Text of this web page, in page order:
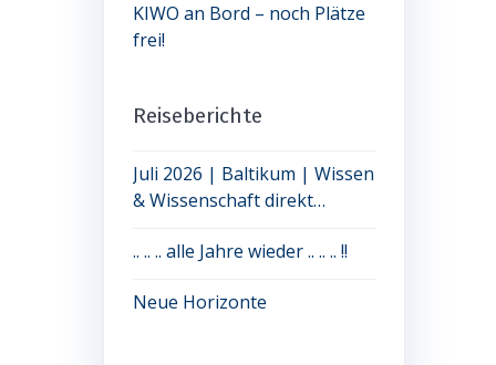
KIWO an Bord – noch Plätze
frei!
Reiseberichte
Juli 2026 | Baltikum | Wissen
& Wissenschaft direkt
.. .. .. alle Jahre wieder .. .. .. !!
Neue Horizonte